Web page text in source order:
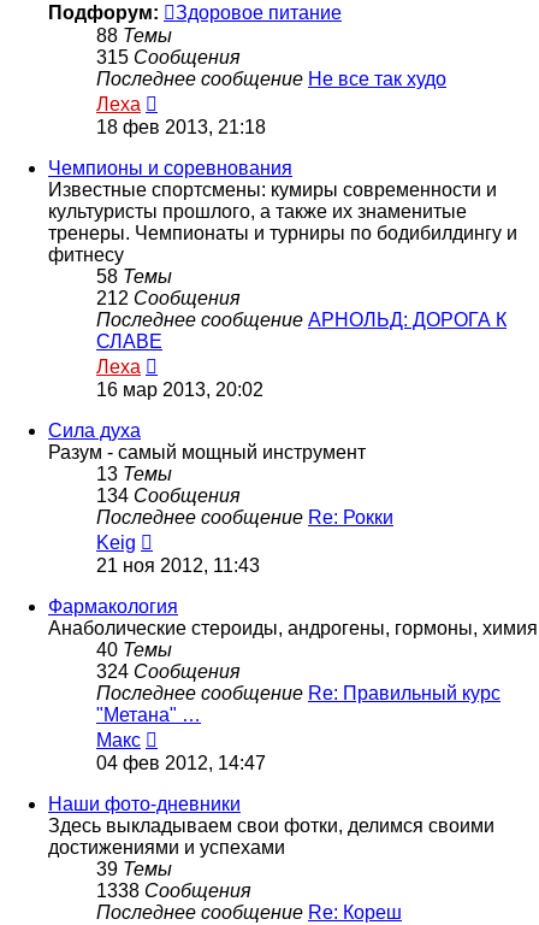
Подфорум:
Здоровое питание
88 Темы
315 Сообщения
Последнее сообщение Не все так худо
Леха
к
сообщению
18 фев 2013, 21:18
Чемпионы и соревнования
Известные спортсмены: кумиры современности и
культуристы прошлого, а также их знаменитые
тренеры. Чемпионаты и турниры по бодибилдингу и
фитнесу
58 Темы
212 Сообщения
Последнее сообщение АРНОЛЬД: ДОРОГА К
СЛАВЕ
Леха
к
16 мар 2013, 20:02
Сила духа
Разум - самый мощный инструмент
13 Темы
134 Сообщения
Последнее сообщение Re: Рокки
Keig
к
сообщению
21 ноя 2012, 11:43
Фармакология
Анаболические стероиды, андрогены, гормоны, химия
40 Темы
324 Сообщения
Последнее сообщение Re: Правильный курс
"Метана" …
Макс
к
сообщению
04 фев 2012, 14:47
Наши фото-дневники
Здесь выкладываем свои фотки, делимся своими
достижениями и успехами
39 Темы
1338 Сообщения
Последнее сообщение Re: Кореш